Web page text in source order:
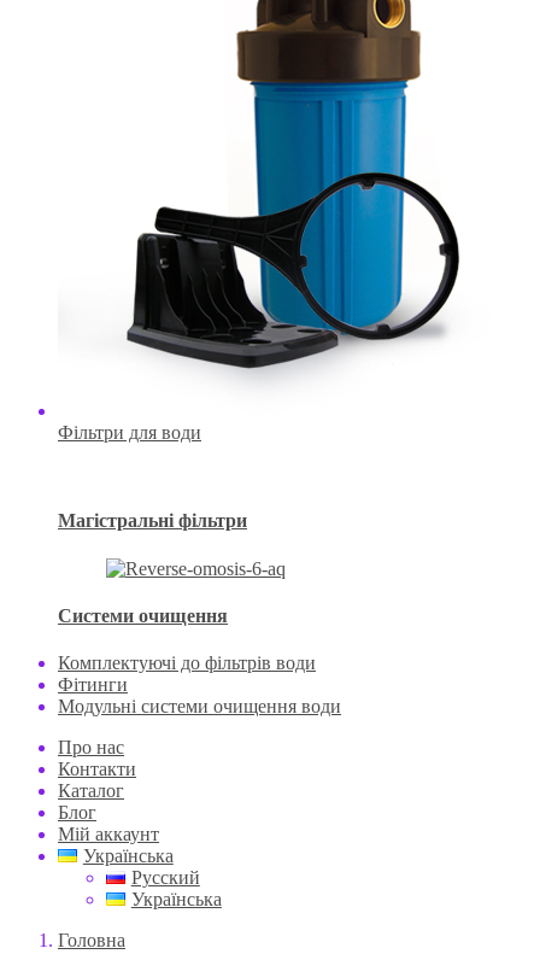
Фільтри для води
Магістральні фільтри
Системи очищення
Комплектуючі до фільтрів води
Фітинги
Модульні системи очищення води
Про нас
Контакти
Каталог
Блог
Мій аккаунт
Українська
Русский
Українська
Головна